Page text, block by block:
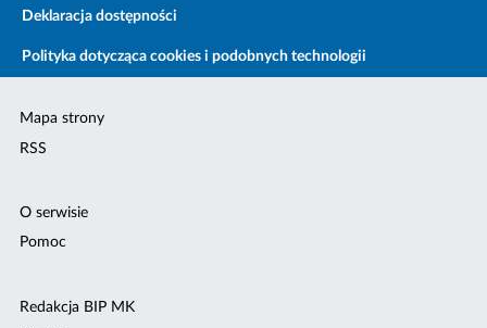
Deklaracja dostępności
Polityka dotycząca cookies i podobnych technologii
Mapa strony
RSS
O serwisie
Pomoc
Redakcja BIP MK